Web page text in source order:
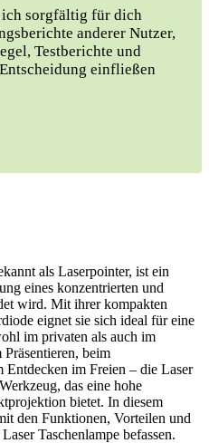
ich sorgfältig für dich
anderer Nutzer,
Testberichte und
einfließen
als Laserpointer, ist ein
eines konzentrierten und
wird. Mit ihrer kompakten
eignet sie sich ideal für eine
im privaten als auch im
beim
Entdecken im Freien – die Laser
das eine hohe
bietet. In diesem
den Funktionen, Vorteilen und
Taschenlampe befassen.